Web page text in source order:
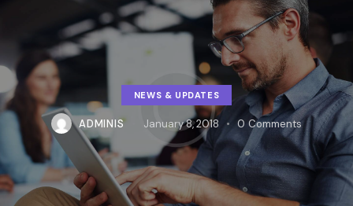
NEWS & UPDATES
ADMINIS January 8, 2018 0 Comments